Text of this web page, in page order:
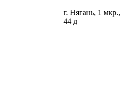
г. Нягань, 1 мкр.,
44 д